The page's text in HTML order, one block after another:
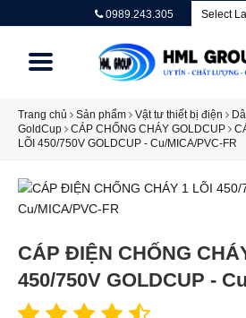
0989.243.305 Select
Trang chủ
Bảng giá và Catalogue
Giới thiệu
Hướng dẫn
Liên hệ
Trang chủ Sản phẩm Vật tư thiết bị điện
GoldCup
CÁP CHỐNG CHÁY GOLDCUP
LÕI 450/750V GOLDCUP - Cu/MICA/PVC-FR
CÁP ĐIỆN CHỐNG
450/750V GOLDCUP -